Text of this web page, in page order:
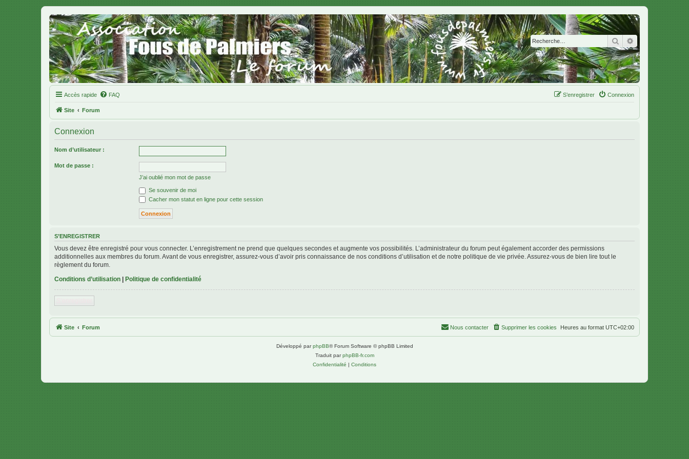
Rechercher
Accès rapide FAQ Connexion
S’enregistrer
Site Forum
Connexion
Nom d’utilisateur :
Mot de passe :
J’ai oublié mon mot de passe
Se souvenir de moi
Cacher mon statut en ligne pour cette session
S’ENREGISTRER
Vous devez être enregistré pour vous connecter. L’enregistrement ne prend que quelques secondes et augmente vos possibilités. L’administrateur du forum peut également accorder des permissions
additionnelles aux membres du forum. Avant de vous enregistrer, assurez-vous d’avoir pris connaissance de nos conditions d’utilisation et de notre politique de vie privée. Assurez-vous de bien lire tout le
règlement du forum.
Conditions d’utilisation | Politique de confidentialité
Site Forum Heures au format UTC+02:00
Supprimer les cookies
Nous contacter
Développé parphpBB® Forum Software © phpBB Limited
Traduit parphpBB-fr.com
Confidentialité | Conditions